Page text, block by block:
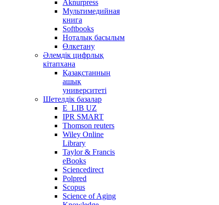
Аknurpress
Мультимедийная
книга
Softbooks
Ноталық басылым
Өлкетану
Әлемдік цифрлық
кітапхана
Қазақстанның
ашық
университеті
Шетелдік базалар
E_LIB UZ
IPR SMART
Thomson reuters
Wiley Online
Library
Taylor & Francis
eBooks
Sciencedirect
Polpred
Scopus
Science of Aging